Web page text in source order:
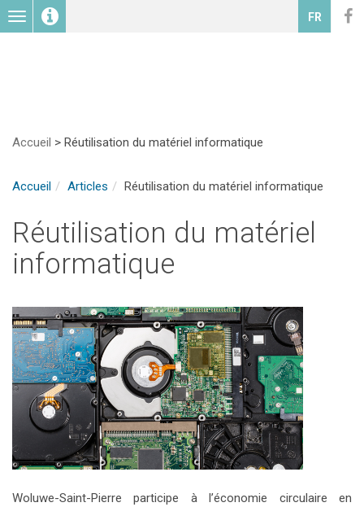
Toggle
navigation
FR
Accueil > Réutilisation du matériel informatique
Accueil Articles Réutilisation du matériel informatique
Réutilisation du matériel
informatique
Woluwe-Saint-Pierre participe à l’économie circulaire en